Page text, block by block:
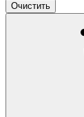
Очистить